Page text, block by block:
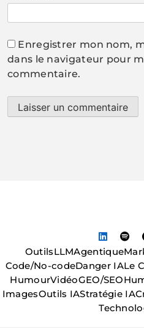
Enregistrer mon nom,
dans le navigateur pour
commentaire.
OutilsLLMAgentique
Code/No-codeDanger IALe
HumourVidéoGEO/SEO
ImagesOutils IAStratégie IA